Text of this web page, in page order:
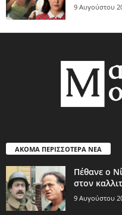
9 Αυγούστου
ΑΚΟΜΑ ΠΕΡΙΣΣΟΤΕΡΑ ΝΕΑ
Πέθανε ο
στον
9 Αυγούστου